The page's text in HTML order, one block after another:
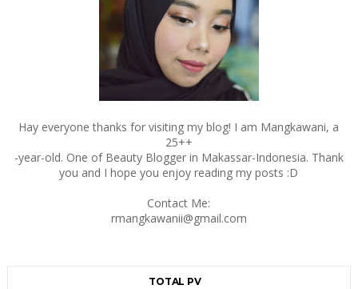
Hay everyone thanks for visiting my blog! I am Mangkawani, a
25++
-year-old. One of Beauty Blogger in Makassar-Indonesia. Thank
you and I hope you enjoy reading my posts :D
Contact Me:
rmangkawanii@gmail.com
TOTAL PV